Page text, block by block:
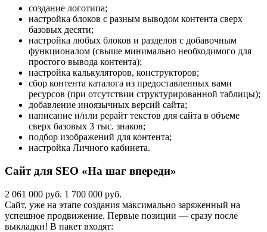
создание логотипа;
настройка блоков с разным выводом контента сверх
базовых десяти;
настройка любых блоков и разделов с добавочным
функционалом (свыше минимально необходимого для
простого вывода контента);
настройка калькуляторов, конструкторов;
сбор контента каталога из предоставленных вами
ресурсов (при отсутствии структурированной таблицы);
добавление иноязычных версий сайта;
написание и/или рерайт текстов для сайта в объеме
сверх базовых 3 тыс. знаков;
подбор изображений для контента;
настройка Личного кабинета.
Сайт для SEO «На шаг впереди»
2 061 000 руб. 1 700 000 руб.
Сайт, уже на этапе создания максимально заряженный на
успешное продвижение. Первые позиции — сразу после
выкладки! В пакет входят: